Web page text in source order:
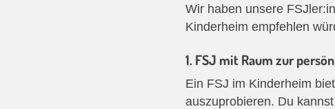
Wir haben unsere
Kinderheim empfehlen
1. FSJ mit Raum zur
Ein FSJ im Kinderheim
auszuprobieren. Du